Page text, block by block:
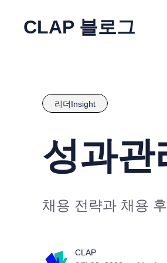
CLAP 블로그
리더Insight
성과관
채용 전략과 채용
CLAP